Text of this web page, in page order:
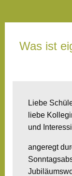
Was ist
Liebe
liebe
und
angeregt